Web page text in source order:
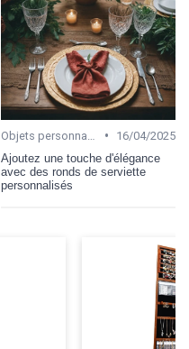
Objets personnalisables •
16/04/2025
Ajoutez une touche d'élégance
avec des ronds de serviette
personnalisés